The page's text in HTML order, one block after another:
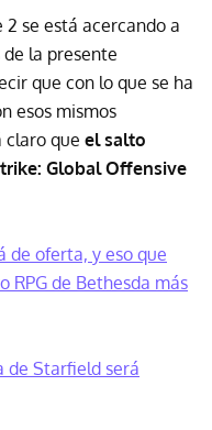
2 se está acercando a
la presente
que con lo que se ha
esos mismos
claro que el salto
Global Offensive
de oferta, y eso que
RPG de Bethesda más
de Starfield será